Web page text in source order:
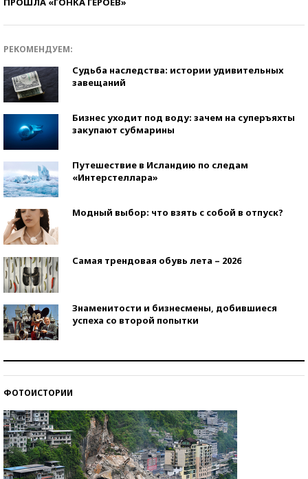
РЕКОМЕНДУЕМ:
Судьба наследства: истории удивительных
завещаний
Бизнес уходит под воду: зачем на суперъяхты
закупают субмарины
Путешествие в Исландию по следам
«Интерстеллара»
Модный выбор: что взять с собой в отпуск?
Самая трендовая обувь лета – 2026
Знаменитости и бизнесмены, добившиеся
успеха со второй попытки
ФОТОИСТОРИИ